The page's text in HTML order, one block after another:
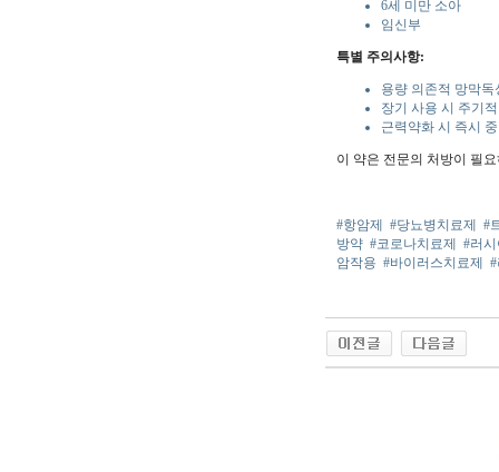
6세 미만 소아
임신부
특별 주의사항:
용량 의존적 망막독
장기 사용 시 주기
근력약화 시 즉시
이 약은 전문의 처방이 필
#항암제 #당뇨병치료제
#
방약 #코로나치료제
#러
암작용 #바이러스치료제